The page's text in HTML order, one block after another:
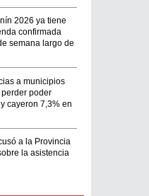
2026 ya tiene
confirmada
semana largo de
a municipios
poder
cayeron 7,3% en
a la Provincia
la asistencia